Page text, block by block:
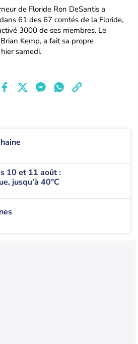
de Floride Ron DeSantis a
61 des 67 comtés de la Floride,
3000 de ses membres. Le
Kemp, a fait sa propre
samedi.
10 et 11 août :
jusqu'à 40°C